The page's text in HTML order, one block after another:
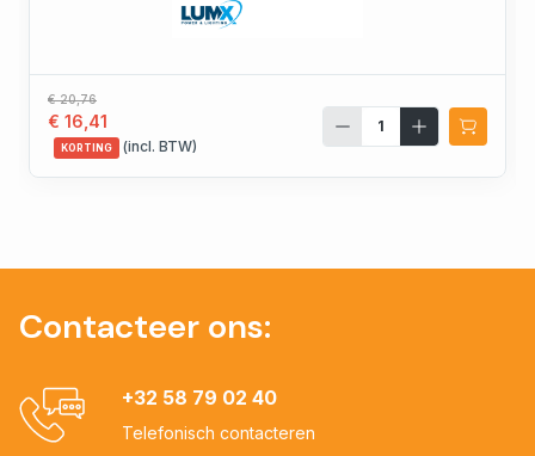
€ 20,76
€ 16,41
KORTING (incl. BTW)
Contacteer ons:
+32 58 79 02 40
Telefonisch contacteren